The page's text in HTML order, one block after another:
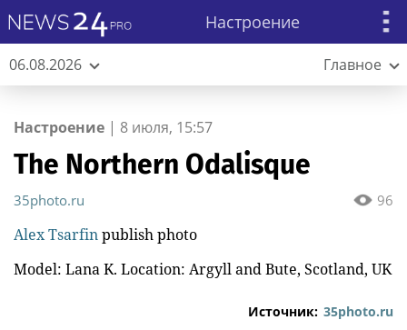
Настроение
06.08.2026 Главное
Настроение | 8 июля, 15:57
The Northern Odalisque
96
35photo.ru
Alex Tsarfinpublish photo
Model: Lana K. Location: Argyll and Bute, Scotland, UK
Источник: 35photo.ru